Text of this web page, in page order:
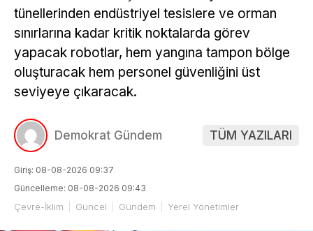
tünellerinden endüstriyel tesislere ve orman
sınırlarına kadar kritik noktalarda görev
yapacak robotlar, hem yangına tampon bölge
oluşturacak hem personel güvenliğini üst
seviyeye çıkaracak.
Demokrat Gündem TÜM YAZILARI
Giriş: 08-08-2026 09:37
Güncelleme: 08-08-2026 09:43
Çevre-İklim Güncel Gündem Yerel Yönetimler